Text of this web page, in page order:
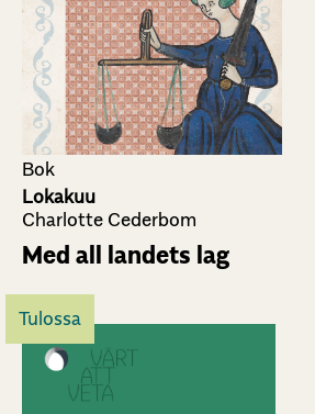
Bok
Lokakuu
Charlotte Cederbom
Med all landets lag
Tulossa